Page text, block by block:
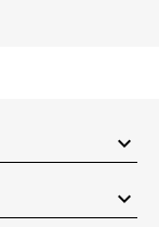
keyboard_arrow_down
keyboard_arrow_down